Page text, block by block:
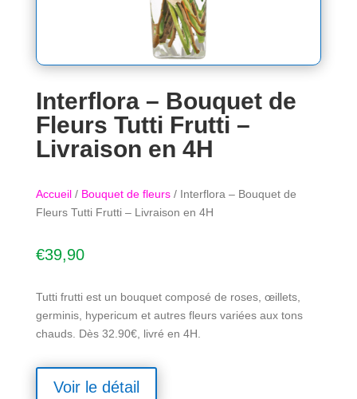
Interflora – Bouquet de
Fleurs Tutti Frutti –
Livraison en 4H
Accueil/ Bouquet de fleurs/ Interflora – Bouquet de
Fleurs Tutti Frutti – Livraison en 4H
€39,90
Tutti frutti est un bouquet composé de roses, œillets,
germinis, hypericum et autres fleurs variées aux tons
chauds. Dès 32.90€, livré en 4H.
Voir le détail